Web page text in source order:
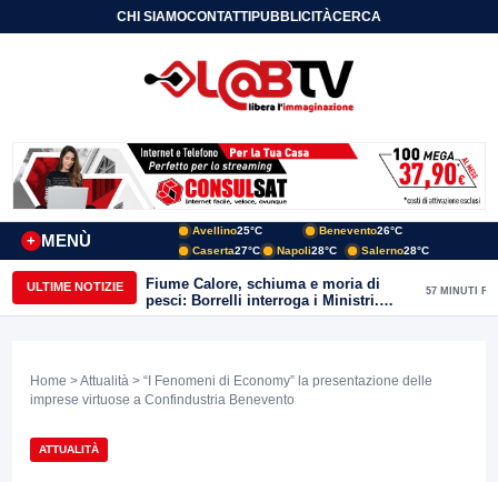
CHI SIAMOCONTATTIPUBBLICITÀCERCA
MENÙ
+
Avellino25°C Benevento26°C
Caserta27°C Napoli28°C Salerno28°C
ULTIME NOTIZIE
Fiume Calore, schiuma e moria di
pesci: Borrelli interroga i Ministri.
“Benevento paga l’assenza del
57 MINUTI FA
Home >Attualità > “I Fenomeni di Economy” la presentazione delle
imprese virtuose a Confindustria Benevento
ATTUALITÀ